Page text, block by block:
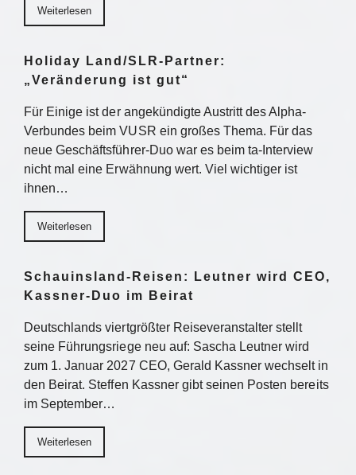
Weiterlesen
Holiday Land/SLR-Partner:
„Veränderung ist gut“
Für Einige ist der angekündigte Austritt des Alpha-
Verbundes beim VUSR ein großes Thema. Für das
neue Geschäftsführer-Duo war es beim ta-Interview
nicht mal eine Erwähnung wert. Viel wichtiger ist
ihnen…
Weiterlesen
Schauinsland-Reisen: Leutner wird CEO,
Kassner-Duo im Beirat
Deutschlands viertgrößter Reiseveranstalter stellt
seine Führungsriege neu auf: Sascha Leutner wird
zum 1. Januar 2027 CEO, Gerald Kassner wechselt in
den Beirat. Steffen Kassner gibt seinen Posten bereits
im September…
Weiterlesen